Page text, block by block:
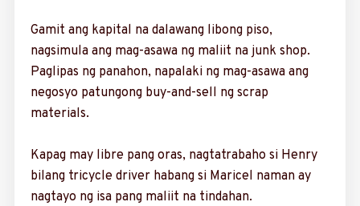
Gamit ang kapital na dalawang libong piso,
nagsimula ang mag-asawa ng maliit na junk shop.
Pag­lipas ng panahon, napalaki ng mag-asawa ang
negosyo patungong buy-and-sell ng scrap
materials.
Kapag may libre pang oras, nagtatrabaho si Henry
bilang tricycle driver habang si Maricel naman ay
nagtayo ng isa pang maliit na tindahan.